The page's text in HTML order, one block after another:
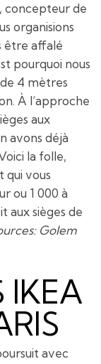
concepteur de
organisions
être affalé
pourquoi nous
4 mètres
À l’approche
aux
avons déjà
la folle,
qui vous
ou 1 000 à
aux sièges de
Golem
IKEA
avec